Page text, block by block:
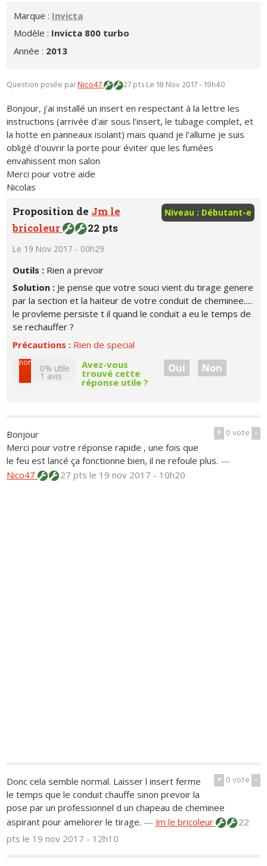
Marque : Invicta
Modèle : Invicta 800 turbo
Année : 2013
Question posée parNico47 27 ptsLe 18 Nov 2017 - 19h40
Bonjour, j'ai installé un insert en respectant à la lettre les
instructions (arrivée d'air sous l'insert, le tubage complet, et
la hotte en panneaux isolant) mais quand je l'allume je suis
obligé d'ouvrir la porte pour éviter que les fumées
envahissent mon salon
Merci pour votre aide
Nicolas
Niveau : Débutant-e
Proposition de Jm le
bricoleur
22 pts
Le 19 Nov 2017 - 00h29
Outils : Rien a prevoir
Solution : Je pense que votre souci vient du tirage genere
par la section et la haiteur de votre conduit de cheminee.....
le provleme persiste t il quand le conduit a eu le temps de
se rechauffer ?
Précautions : Rien de special
non
0% utile
1 avis
Avez-vous
trouvé cette
réponse utile ?
Oui Non
+ 0vote -
Bonjour
Merci pour votre réponse rapide , une fois que
le feu est lancé ça fonctionne bien, il ne refoule plus. —
Nico47
27 ptsle 19 nov 2017 - 10h20
+ 0vote -
Donc cela semble normal. Laisser l insert ferme
le temps que le conduit chauffe sinon prevoir la
pose par un professionnel d un chapeau de cheminee
aspirant pour ameliorer le tirage. — Jm le bricoleur
22
ptsle 19 nov 2017 - 12h10